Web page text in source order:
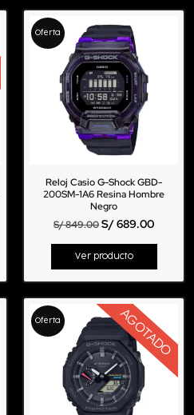
Oferta
Reloj Casio G-Shock GBD-
200SM-1A6 Resina Hombre
Negro
S/849.00S/689.00
Ver producto
Oferta AGOTADO